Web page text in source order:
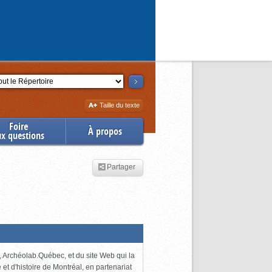
Augmenter
la
Taille du texte
Foire
questions À propos
Partager
et du site Web qui la
d'histoire de Montréal, en partenariat